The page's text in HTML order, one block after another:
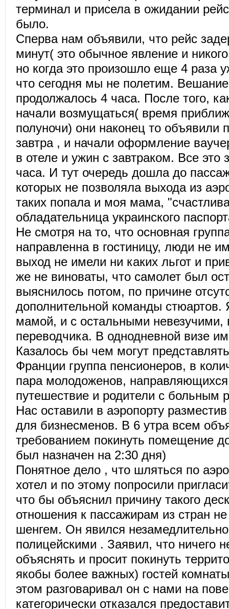
терминал и присела в ожидании
было.
Сперва нам объявили, что рейс
минут( это обычное явление и
но когда это произошло еще 4 раза
что сегодня мы не полетим.
продолжалось 4 часа. После того,
начали возмущаться( время
полуночи) они наконец то объявили
завтра , и начали оформление
в отеле и ужин с завтраком. Все это
часа. И тут очередь дошла до
которых не позволяла выхода из
таких попала и моя мама,
обладательница украинского
Не смотря на то, что основная
направленна в гостиницу, люди не
выход не имели ни каких льгот и
же не виноваты, что самолет был
выяснилось потом, по причине
дополнительной команды стюартов.
мамой, и с остальными невезучими,
переводчика. В однодневной визе
Казалось бы чем могут
Франции группа пенсионеров, в
пара молодоженов,
путешествие и родители с больным
Нас оставили в аэропорту
для бизнесменов. В 6 утра всем
требованием покинуть помещение
был назначен на 2:30 дня)
Понятное дело , что шляться по
хотел и по этому попросили
что бы объяснил причину такого
отношения к пассажирам из стран
шенгем. Он явился
полицейскими . Заявил, что ничего
объяснять и просит покинуть
якобы более важных) гостей
этом разговаривал он с нами на
категорически отказался